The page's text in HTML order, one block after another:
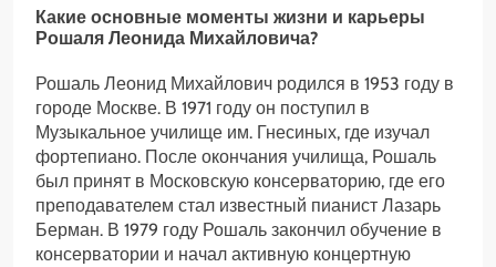
Какие основные моменты жизни и карьеры
Рошаля Леонида Михайловича?
Рошаль Леонид Михайлович родился в 1953 году в
городе Москве. В 1971 году он поступил в
Музыкальное училище им. Гнесиных, где изучал
фортепиано. После окончания училища, Рошаль
был принят в Московскую консерваторию, где его
преподавателем стал известный пианист Лазарь
Берман. В 1979 году Рошаль закончил обучение в
консерватории и начал активную концертную